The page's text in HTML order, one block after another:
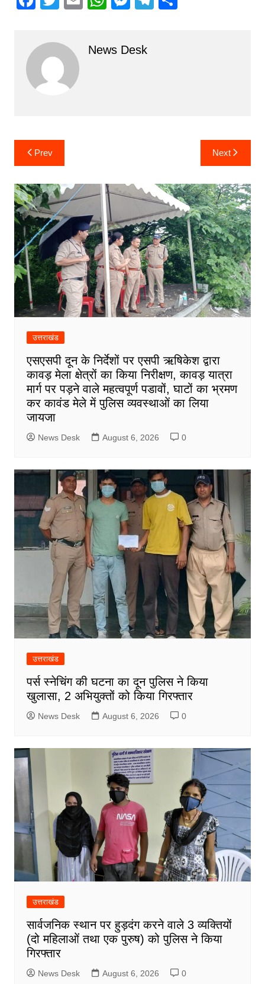
c
e
b
o
itt
er
s s
News Desk
Post
navigation
Prev Next
उत्तराखंड
एसएसपी दून के निर्देशों पर एसपी ऋषिकेश द्वारा
कावड़ मेला क्षेत्रों का किया निरीक्षण, कावड़ यात्रा
मार्ग पर पड़ने वाले महत्वपूर्ण पडावों, घाटों का भ्रमण
कर कावंड मेले में पुलिस व्यवस्थाओं का लिया
जायजा
News Desk August 6, 2026 0
उत्तराखंड
पर्स स्नेचिंग की घटना का दून पुलिस ने किया
खुलासा, 2 अभियुक्तों को किया गिरफ्तार
News Desk August 6, 2026 0
उत्तराखंड
सार्वजनिक स्थान पर हुड़दंग करने वाले 3 व्यक्तियों
(दो महिलाओं तथा एक पुरुष) को पुलिस ने किया
गिरफ्तार
News Desk August 6, 2026 0